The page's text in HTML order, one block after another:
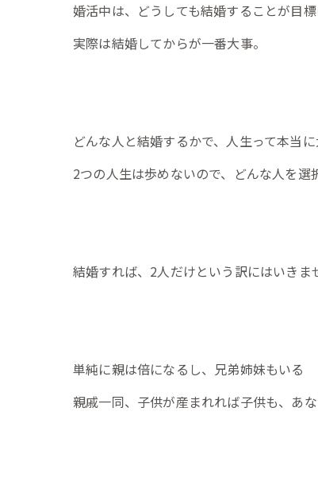
婚活中は、どうしても結婚することが目
実際は結婚してからが一番大事。
どんな人と結婚するかで、人生って本当に
2つの人生は歩めないので、どんな人を選
結婚すれば、2人だけという訳にはいきま
単純に親は倍になるし、兄弟姉妹もいる
親戚一同、子供が産まれれば子供も、あ